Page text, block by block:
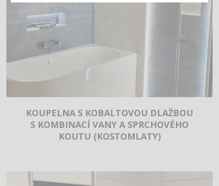
KOUPELNA S KOBALTOVOU DLAŽBOU
S KOMBINACÍ VANY A SPRCHOVÉHO
KOUTU (KOSTOMLATY)